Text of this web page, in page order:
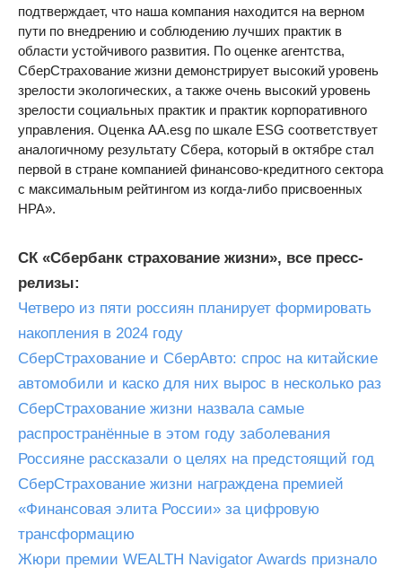
подтверждает, что наша компания находится на верном
пути по внедрению и соблюдению лучших практик в
области устойчивого развития. По оценке агентства,
СберСтрахование жизни демонстрирует высокий уровень
зрелости экологических, а также очень высокий уровень
зрелости социальных практик и практик корпоративного
управления. Оценка АА.esg по шкале ESG соответствует
аналогичному результату Сбера, который в октябре стал
первой в стране компанией финансово-кредитного сектора
с максимальным рейтингом из когда-либо присвоенных
НРА».
СК «Сбербанк страхование жизни», все пресс-
релизы:
Четверо из пяти россиян планирует формировать
накопления в 2024 году
СберСтрахование и СберАвто: спрос на китайские
автомобили и каско для них вырос в несколько раз
СберСтрахование жизни назвала самые
распространённые в этом году заболевания
Россияне рассказали о целях на предстоящий год
СберСтрахование жизни награждена премией
«Финансовая элита России» за цифровую
трансформацию
Жюри премии WEALTH Navigator Awards признало